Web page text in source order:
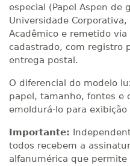
especial (Papel Aspen de
Universidade
Acadêmico e remetido via
cadastrado, com registro
entrega postal.
O diferencial do modelo
papel, tamanho, fontes e
emoldurá-lo para
Importante:
todos recebem a
alfanumérica que permite